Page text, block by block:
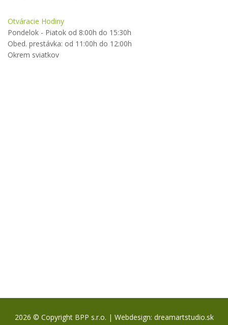
Otváracie Hodiny
Pondelok - Piatok od 8:00h do 15:30h
Obed. prestávka: od 11:00h do 12:00h
Okrem sviatkov
2026 © Copyright BPP s.r.o. | Webdesign: dreamartstudio.sk